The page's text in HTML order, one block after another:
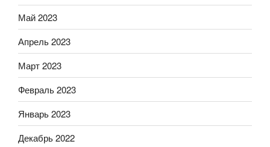
Май 2023
Апрель 2023
Март 2023
Февраль 2023
Январь 2023
Декабрь 2022